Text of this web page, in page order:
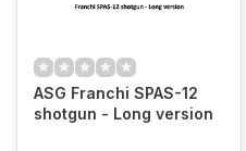
ASG Franchi SPAS-12
shotgun - Long version